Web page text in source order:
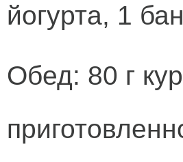
йогурта, 1
Обед: 80 г